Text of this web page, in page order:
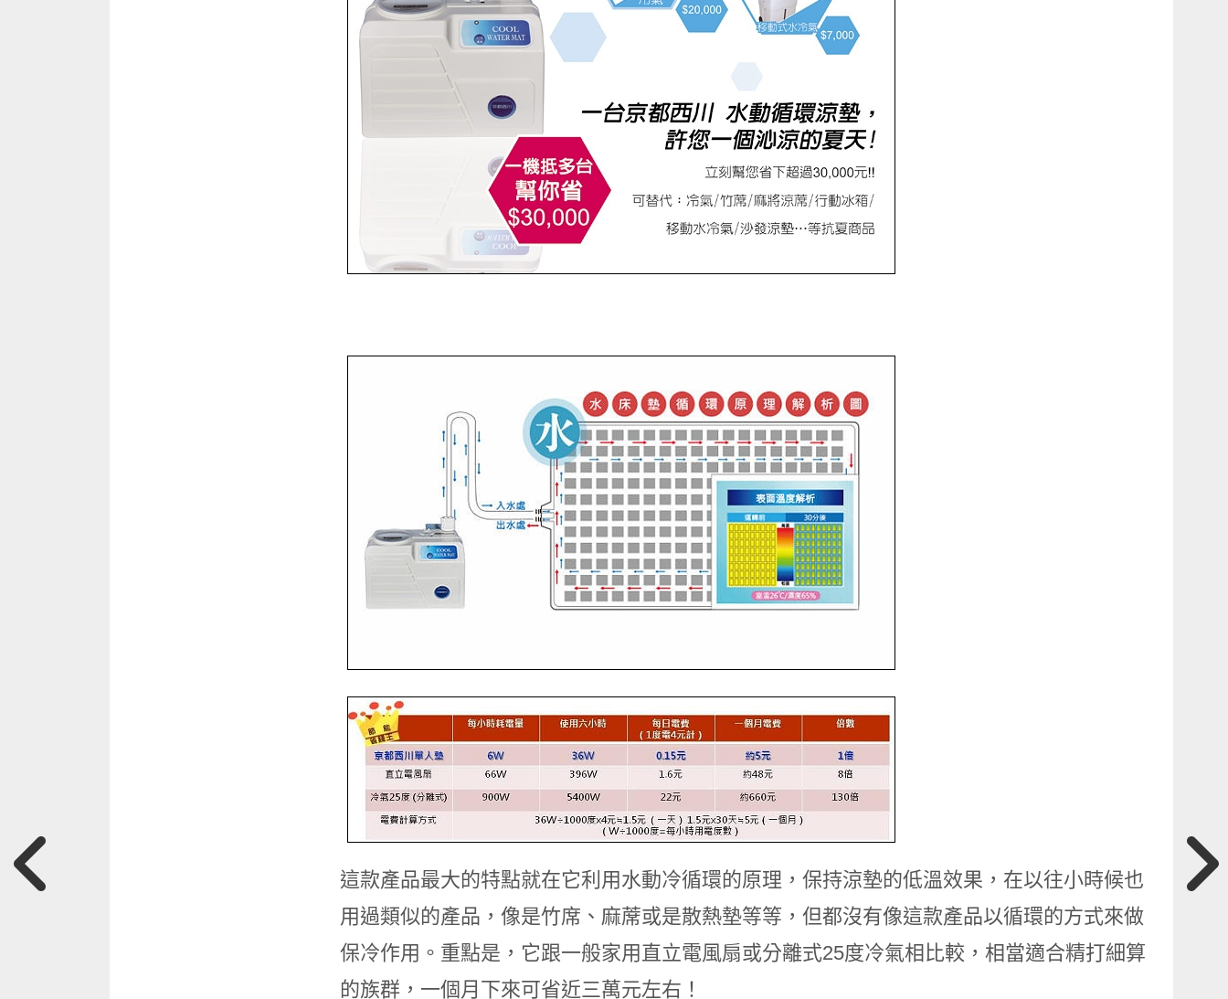
這款產品最大的特點就在它利用水動冷循環的原理，保持涼墊的低溫效果，在以往小時候也
用過類似的產品，像是竹席、麻蓆或是散熱墊等等，但都沒有像這款產品以循環的方式來做
保冷作用。重點是，它跟一般家用直立電風扇或分離式25度冷氣相比較，相當適合精打細算
的族群，一個月下來可省近三萬元左右！